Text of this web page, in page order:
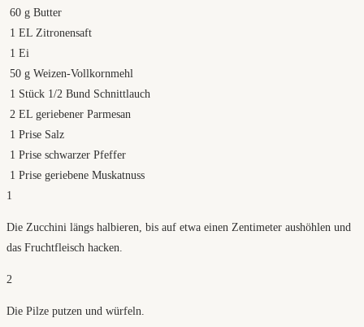
60 g Butter
1 EL Zitronensaft
1 Ei
50 g Weizen-Vollkornmehl
1 Stück 1/2 Bund Schnittlauch
2 EL geriebener Parmesan
1 Prise Salz
1 Prise schwarzer Pfeffer
1 Prise geriebene Muskatnuss
1
Die Zucchini längs halbieren, bis auf etwa einen Zentimeter aushöhlen und
das Fruchtfleisch hacken.
2
Die Pilze putzen und würfeln.